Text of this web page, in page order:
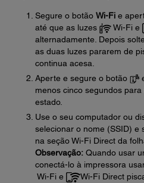
Segure o botão Wi-Fi e
até que as luzes
Wi-Fi e
alternadamente. Depois
as duas luzes pararem de
continua acesa.
Aperte e segure o botão
menos cinco segundos
estado.
Use o seu computador ou
selecionar o nome (SSID) e
na seção Wi-Fi Direct da
Observação: Quando usar
conectá-lo à impressora
Wi-Fi e
Wi-Fi Direct